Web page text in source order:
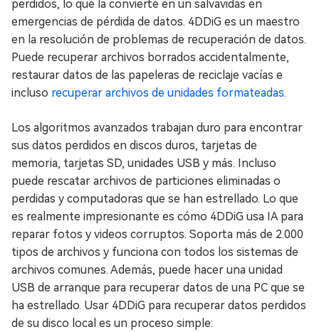
perdidos, lo que la convierte en un salvavidas en
emergencias de pérdida de datos. 4DDiG es un maestro
en la resolución de problemas de recuperación de datos.
Puede recuperar archivos borrados accidentalmente,
restaurar datos de las papeleras de reciclaje vacías e
incluso recuperar archivos de unidades formateadas.
Los algoritmos avanzados trabajan duro para encontrar
sus datos perdidos en discos duros, tarjetas de
memoria, tarjetas SD, unidades USB y más. Incluso
puede rescatar archivos de particiones eliminadas o
perdidas y computadoras que se han estrellado. Lo que
es realmente impresionante es cómo 4DDiG usa IA para
reparar fotos y videos corruptos. Soporta más de 2.000
tipos de archivos y funciona con todos los sistemas de
archivos comunes. Además, puede hacer una unidad
USB de arranque para recuperar datos de una PC que se
ha estrellado. Usar 4DDiG para recuperar datos perdidos
de su disco local es un proceso simple: